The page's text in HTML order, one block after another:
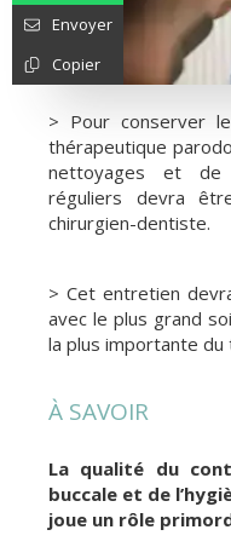
> Pour conserver
thérapeutique
nettoyages et de
réguliers devra
chirurgien-dentiste.
> Cet entretien
avec le plus grand
la plus importante
À SAVOIR
La qualité du
buccale et de
joue un rôle
Envoyer
Copier